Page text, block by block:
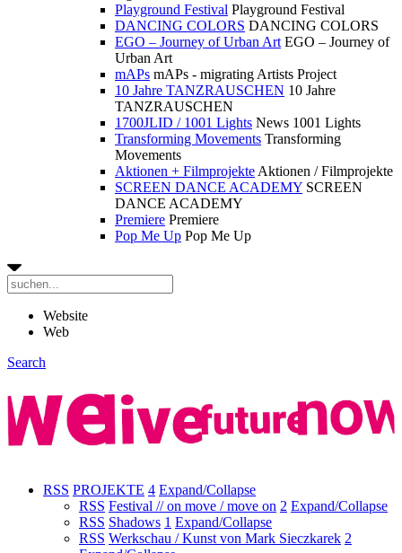
Playground Festival Playground Festival
DANCING COLORS DANCING COLORS
EGO – Journey of Urban Art EGO – Journey of
Urban Art
mAPs mAPs - migrating Artists Project
10 Jahre TANZRAUSCHEN 10 Jahre
TANZRAUSCHEN
1700JLID / 1001 Lights News 1001 Lights
Transforming Movements Transforming
Movements
Aktionen + Filmprojekte Aktionen / Filmprojekte
SCREEN DANCE ACADEMY SCREEN
DANCE ACADEMY
Premiere Premiere
Pop Me Up Pop Me Up
Website
Web
Search
RSS PROJEKTE 4 Expand/Collapse
RSS Festival // on move / move on 2 Expand/Collapse
RSS Shadows 1 Expand/Collapse
RSS Werkschau / Kunst von Mark Sieczkarek 2